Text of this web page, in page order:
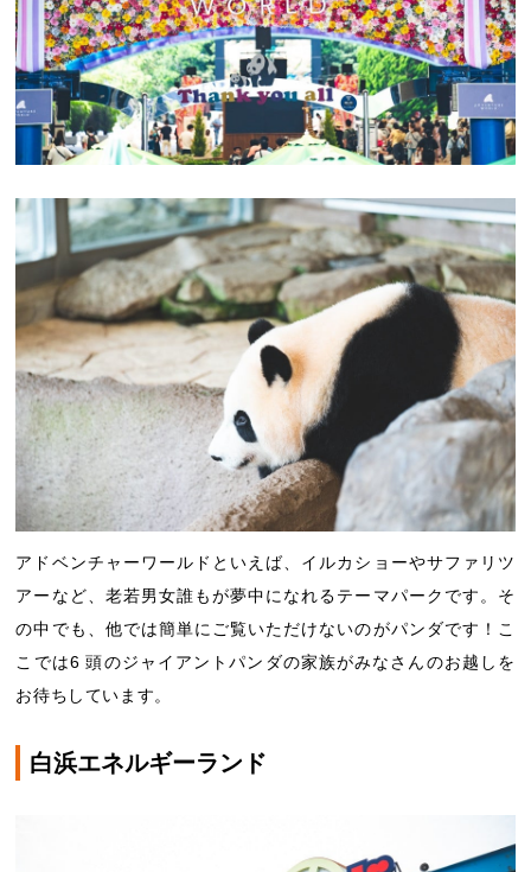
アドベンチャーワールドといえば、イルカショーやサファリツ
アーなど、老若男女誰もが夢中になれるテーマパークです。そ
の中でも、他では簡単にご覧いただけないのがパンダです！こ
こでは6 頭のジャイアントパンダの家族がみなさんのお越しを
お待ちしています。
白浜エネルギーランド